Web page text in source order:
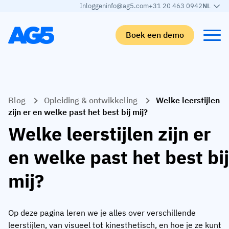
Inloggeninfo@ag5.com+31 20 463 0942NL
Boek een demo
Skills matrix
Skills matrix
Competentiebeheer
AI skills merge
Personeel
Per branche
Auto-industrie
Logistiek
Medische productie
Bekijk alle branches
Automotive
Adient
Logistiek
Base Logistics
Leren
AG5 blog
Partner programma
Webinars
Ondersteuning
Blog Opleiding & ontwikkeling
Welke leerstijlen
zijn er en welke past het best bij mij?
Welke leerstijlen zijn er
en welke past het best bij
mij?
Op deze pagina leren we je alles over verschillende
leerstijlen, van visueel tot kinesthetisch, en hoe je ze kunt